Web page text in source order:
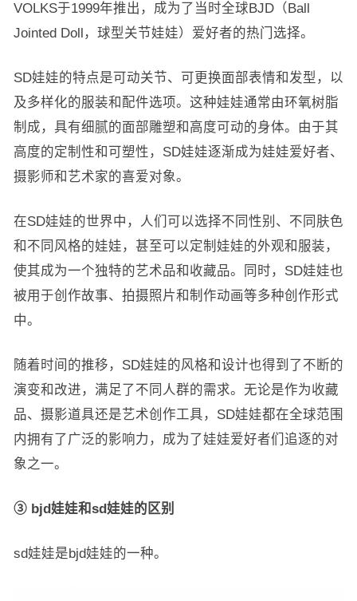
VOLKS于1999年推出，成为了当时全球BJD（Ball
Jointed Doll，球型关节娃娃）爱好者的热门选择。
SD娃娃的特点是可动关节、可更换面部表情和发型，以
及多样化的服装和配件选项。这种娃娃通常由环氧树脂
制成，具有细腻的面部雕塑和高度可动的身体。由于其
高度的定制性和可塑性，SD娃娃逐渐成为娃娃爱好者、
摄影师和艺术家的喜爱对象。
在SD娃娃的世界中，人们可以选择不同性别、不同肤色
和不同风格的娃娃，甚至可以定制娃娃的外观和服装，
使其成为一个独特的艺术品和收藏品。同时，SD娃娃也
被用于创作故事、拍摄照片和制作动画等多种创作形式
中。
随着时间的推移，SD娃娃的风格和设计也得到了不断的
演变和改进，满足了不同人群的需求。无论是作为收藏
品、摄影道具还是艺术创作工具，SD娃娃都在全球范围
内拥有了广泛的影响力，成为了娃娃爱好者们追逐的对
象之一。
③ bjd娃娃和sd娃娃的区别
sd娃娃是bjd娃娃的一种。